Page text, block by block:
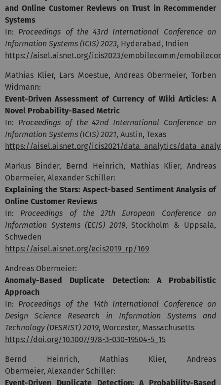
and Online Customer Reviews on Trust in Recommender
Systems
In: Proceedings of the 43rd International Conference on
Information Systems (ICIS) 2023, Hyderabad, Indien
https://aisel.aisnet.org/icis2023/emobilecomm/
Mathias Klier, Lars Moestue, Andreas Obermeier, Torben
Widmann:
Event-Driven Assessment of Currency of Wiki Articles: A
Novel Probability-Based Metric
In: Proceedings of the 42nd International Conference on
Information Systems (ICIS) 2021, Austin, Texas
https://aisel.aisnet.org/icis2021/data_analytics/
Markus Binder, Bernd Heinrich, Mathias Klier, Andreas
Obermeier, Alexander Schiller:
Explaining the Stars: Aspect-based Sentiment Analysis of
Online Customer Reviews
In: Proceedings of the 27th European Conference on
Information Systems (ECIS) 2019, Stockholm & Uppsala,
Schweden
https://aisel.aisnet.org/ecis2019_rp/169
Andreas Obermeier:
Anomaly-Based Duplicate Detection: A Probabilistic
Approach
In: Proceedings of the 14th International Conference on
Design Science Research in Information Systems and
Technology (DESRIST) 2019, Worcester, Massachusetts
https://doi.org/10.1007/978-3-030-19504-5_15
Bernd Heinrich, Mathias Klier, Andreas
Obermeier, Alexander Schiller:
Event-Driven Duplicate Detection: A Probability-Based